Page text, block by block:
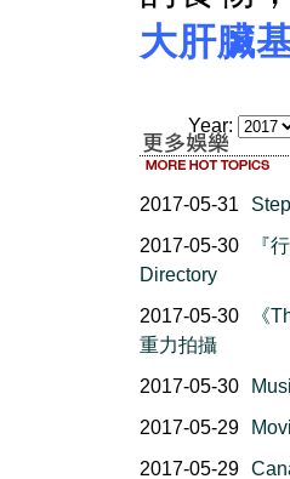
大肝臟
Year:
2017-05-31
2017-05-30
『
Directory
2017-05-30
《
重力拍攝
2017-05-30
2017-05-29
2017-05-29